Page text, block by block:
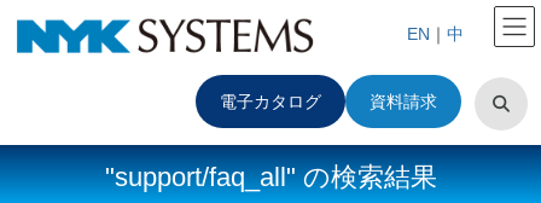
EN ｜ 中
電子カタログ 資料請求
"support/faq_all" の検索結果